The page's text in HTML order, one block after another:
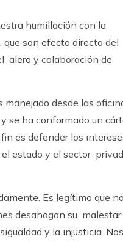
humillación con la
son efecto directo del
alero y colaboración de
desde las
se ha conformado un
es defender los
estado y el sector
Es legítimo que
desahogan su malestar
y la injusticia. Nos